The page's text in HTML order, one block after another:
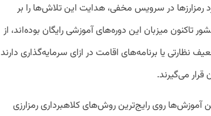
رمزارزها در سرویس مخفی، هدایت این تلاش‌ها را بر
دارد. به گفته او، بیش از ۶۰ کشور تاکنون میزبان این دوره‌های آموزشی رایگان بوده‌اند، از
یا برنامه‌های اقامت در ازای سرمایه‌گذاری دارند
می‌گیرند.
روی رایج‌ترین روش‌های کلاهبرداری رمزارزی